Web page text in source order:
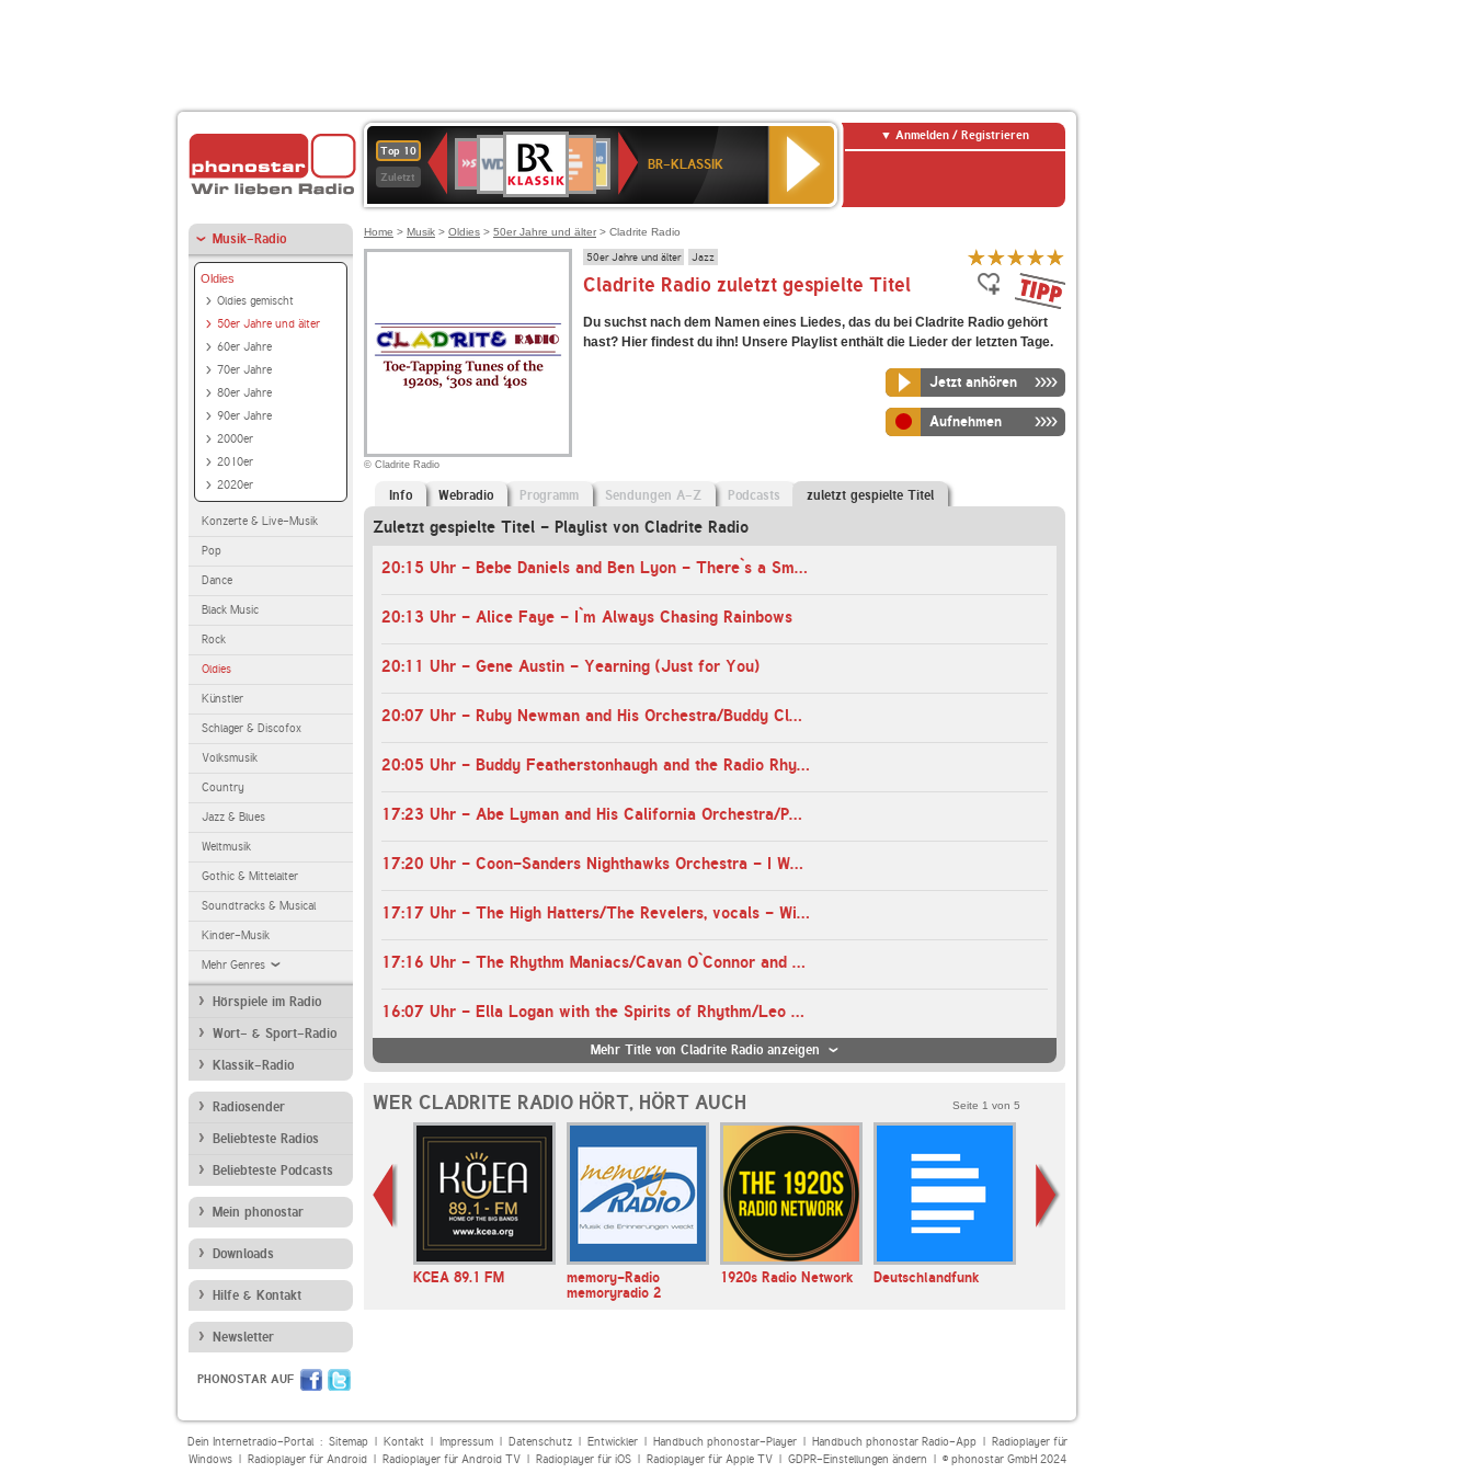
Top 10
Zuletzt
Deutschlandfunk
80er
90er
OLDIE
ANTENNE
4
BR-
KLASSIK
Deutschlandfunk
Kultur
ANTENNE
BAYERN
SWR
Kultur
NDR
2
BR-KLASSIK
Anmelden / Registrieren
Musik-Radio
Oldies
Oldies gemischt
50er Jahre und älter
60er Jahre
70er Jahre
80er Jahre
90er Jahre
2000er
2010er
2020er
Konzerte & Live-Musik
Pop
Dance
Black Music
Rock
Oldies
Künstler
Schlager & Discofox
Volksmusik
Country
Jazz & Blues
Weltmusik
Gothic & Mittelalter
Soundtracks & Musical
Kinder-Musik
Mehr Genres
Hörspiele im Radio
Wort- & Sport-Radio
Klassik-Radio
Radiosender
Beliebteste Radios
Beliebteste Podcasts
Mein phonostar
Downloads
Hilfe & Kontakt
Newsletter
PHONOSTAR AUF
Home > Musik > Oldies > 50er Jahre und älter > Cladrite Radio
© Cladrite Radio
50er Jahre und älter Jazz
Cladrite Radio zuletzt gespielte Titel
Du suchst nach dem Namen eines Liedes, das du bei Cladrite Radio gehört
hast? Hier findest du ihn! Unsere Playlist enthält die Lieder der letzten Tage.
Jetzt anhören
Aufnehmen
Info Webradio Programm Sendungen A-Z Podcasts zuletzt gespielte Titel
Zuletzt gespielte Titel - Playlist von Cladrite Radio
20:15 Uhr - Bebe Daniels and Ben Lyon - There`s a Small Hotel
20:13 Uhr - Alice Faye - I`m Always Chasing Rainbows
20:11 Uhr - Gene Austin - Yearning (Just for You)
20:07 Uhr - Ruby Newman and His Orchestra/Buddy Clark, vocal - Quiet Night
20:05 Uhr - Buddy Featherstonhaugh and the Radio Rhythm Club Sextet - Woo-Woo
17:23 Uhr - Abe Lyman and His California Orchestra/Phil Neely, vocal - Auf Wiedersehen, My Dear
17:20 Uhr - Coon-Sanders Nighthawks Orchestra - I Want to Go Home
17:17 Uhr - The High Hatters/The Revelers, vocals - Wipin` the Pan
17:16 Uhr - The Rhythm Maniacs/Cavan O`Connor and Tom Barratt, vocal - Swingin` in a Hammock
16:07 Uhr - Ella Logan with the Spirits of Rhythm/Leo Watson, additional vocal - From Monday On
Mehr Title von Cladrite Radio anzeigen
WER CLADRITE RADIO HÖRT, HÖRT AUCH Seite 1 von 5
lounge-radio.com KCEA 89.1 FM
memory-Radio
memoryradio 2
1920s Radio Network Deutschlandfunk
Dein Internetradio-Portal : Sitemap| Kontakt| Impressum| Datenschutz| Entwickler| Handbuch phonostar-Player| Handbuch phonostar Radio-App| Radioplayer für
Windows| Radioplayer für Android| Radioplayer für Android TV| Radioplayer für iOS| Radioplayer für Apple TV| GDPR-Einstellungen ändern | © phonostar GmbH 2024